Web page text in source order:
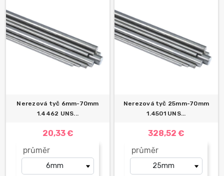
Nerezová tyč 6mm-70mm
1.4462 UNS...
20,33 €
průměr
Nerezová tyč 25mm-70mm
1.4501 UNS...
328,52 €
průměr